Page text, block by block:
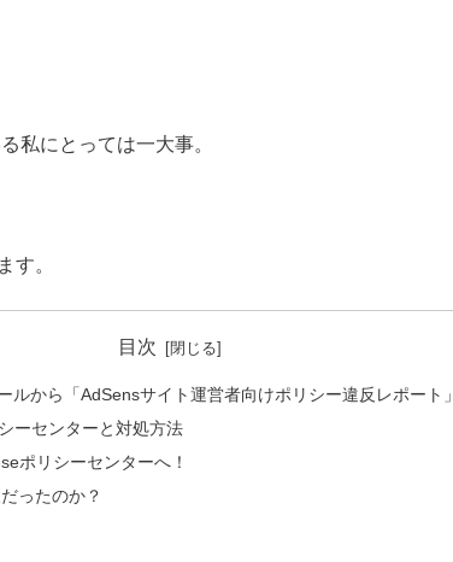
私にとっては一大事。
す。
目次
ルから「AdSensサイト運営者向けポリシー違反レポート」
ーセンターと対処方法
ポリシーセンターへ！
ったのか？